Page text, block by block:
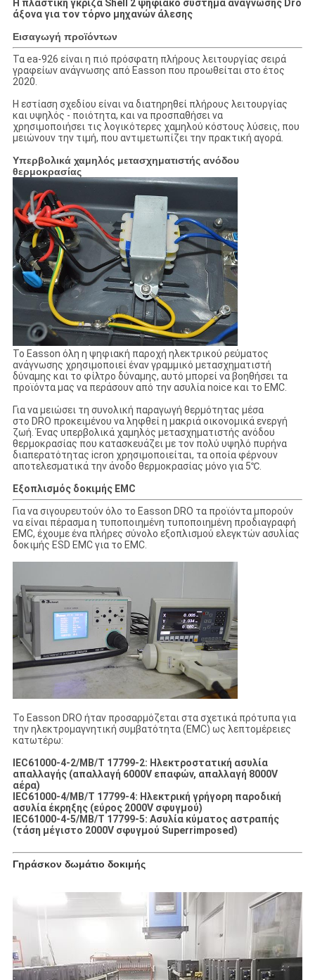
Η πλαστική γκρίζα Shell 2 ψηφιακό σύστημα ανάγνωσης Dro
άξονα για τον τόρνο μηχανών άλεσης
Εισαγωγή προϊόντων
Τα ea-926 είναι η πιό πρόσφατη πλήρους λειτουργίας σειρά
γραφείων ανάγνωσης από Easson που προωθείται στο έτος
2020.
Η εστίαση σχεδίου είναι να διατηρηθεί πλήρους λειτουργίας
και υψηλός - ποιότητα, και να προσπαθήσει να
χρησιμοποιήσει τις λογικότερες χαμηλού κόστους λύσεις, που
μειώνουν την τιμή, που αντιμετωπίζει την πρακτική αγορά.
Υπερβολικά χαμηλός μετασχηματιστής ανόδου
θερμοκρασίας
Το Easson όλη η ψηφιακή παροχή ηλεκτρικού ρεύματος
ανάγνωσης χρησιμοποιεί έναν γραμμικό μετασχηματιστή
δύναμης και το φίλτρο δύναμης, αυτό μπορεί να βοηθήσει τα
προϊόντα μας να περάσουν από την ασυλία noice και το EMC.
Για να μειώσει τη συνολική παραγωγή θερμότητας μέσα
στο DRO προκειμένου να ληφθεί η μακριά οικονομικά ενεργή
ζωή. Ένας υπερβολικά χαμηλός μετασχηματιστής ανόδου
θερμοκρασίας που κατασκευάζει με τον πολύ υψηλό πυρήνα
διαπερατότητας icron χρησιμοποιείται, τα οποία φέρνουν
αποτελεσματικά την άνοδο θερμοκρασίας μόνο για 5℃.
Εξοπλισμός δοκιμής EMC
Για να σιγουρευτούν όλο το Easson DRO τα προϊόντα μπορούν
να είναι πέρασμα η τυποποιημένη τυποποιημένη προδιαγραφή
EMC, έχουμε ένα πλήρες σύνολο εξοπλισμού ελεγκτών ασυλίας
δοκιμής ESD EMC για το EMC.
Το Easson DRO ήταν προσαρμόζεται στα σχετικά πρότυπα για
την ηλεκτρομαγνητική συμβατότητα (EMC) ως λεπτομέρειες
κατωτέρω:
IEC61000-4-2/ΜΒ/Τ 17799-2: Ηλεκτροστατική ασυλία
απαλλαγής (απαλλαγή 6000V επαφών, απαλλαγή 8000V
αέρα)
IEC61000-4/ΜΒ/Τ 17799-4: Ηλεκτρική γρήγορη παροδική
ασυλία έκρηξης (εύρος 2000V σφυγμού)
IEC61000-4-5/ΜΒ/Τ 17799-5: Ασυλία κύματος αστραπής
(τάση μέγιστο 2000V σφυγμού Superrimposed)
Γηράσκον δωμάτιο δοκιμής